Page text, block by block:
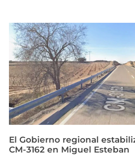
El Gobierno regional
CM-3162 en Miguel Esteban